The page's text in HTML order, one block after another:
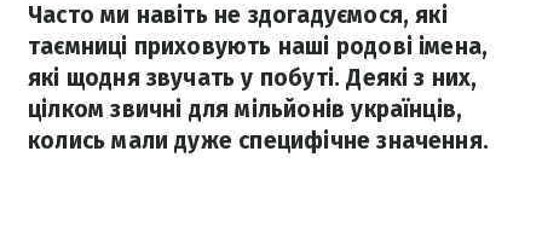
Часто ми навіть не здогадуємося, які
таємниці приховують наші родові імена,
які щодня звучать у побуті. Деякі з них,
цілком звичні для мільйонів українців,
колись мали дуже специфічне значення.